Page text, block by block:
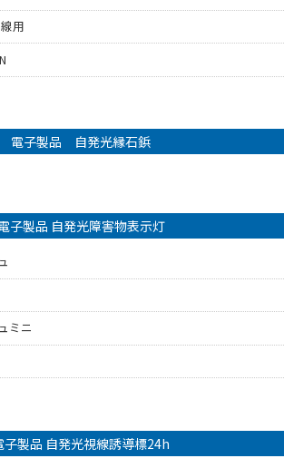
用
電子製品 自発光縁石鋲
子製品 自発光障害物表示灯
ミニ
子製品 自発光視線誘導標24h